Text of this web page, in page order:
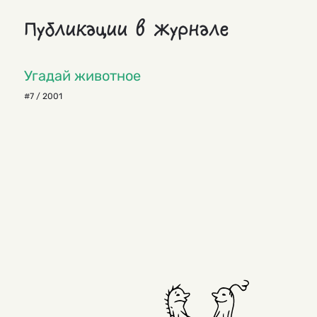
Публикации в журнале
Угадай животное
#7 / 2001